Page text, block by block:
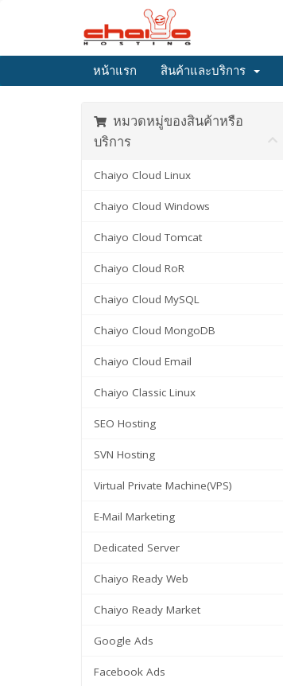
หน้าแรก สินค้าและบริการ
หมวดหมู่ของสินค้าหรือ
บริการ
Chaiyo Cloud Linux
Chaiyo Cloud Windows
Chaiyo Cloud Tomcat
Chaiyo Cloud RoR
Chaiyo Cloud MySQL
Chaiyo Cloud MongoDB
Chaiyo Cloud Email
Chaiyo Classic Linux
SEO Hosting
SVN Hosting
Virtual Private Machine(VPS)
E-Mail Marketing
Dedicated Server
Chaiyo Ready Web
Chaiyo Ready Market
Google Ads
Facebook Ads